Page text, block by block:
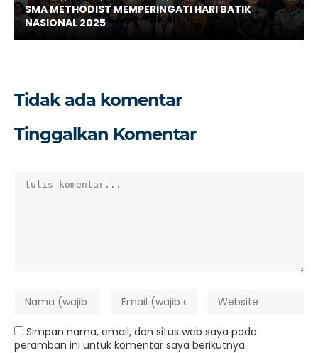
SMA METHODIST MEMPERINGATI HARI BATIK
NASIONAL 2025
Tidak ada komentar
Tinggalkan Komentar
Simpan nama, email, dan situs web saya pada
peramban ini untuk komentar saya berikutnya.